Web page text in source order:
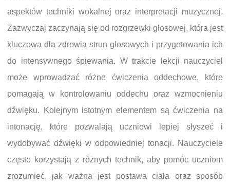
aspektów techniki wokalnej oraz interpretacji muzycznej.
Zazwyczaj zaczynają się od rozgrzewki głosowej, która jest
kluczowa dla zdrowia strun głosowych i przygotowania ich
do intensywnego śpiewania. W trakcie lekcji nauczyciel
może wprowadzać różne ćwiczenia oddechowe, które
pomagają w kontrolowaniu oddechu oraz wzmocnieniu
dźwięku. Kolejnym istotnym elementem są ćwiczenia na
intonację, które pozwalają uczniowi lepiej słyszeć i
wydobywać dźwięki w odpowiedniej tonacji. Nauczyciele
często korzystają z różnych technik, aby pomóc uczniom
zrozumieć, jak ważna jest postawa ciała oraz sposób